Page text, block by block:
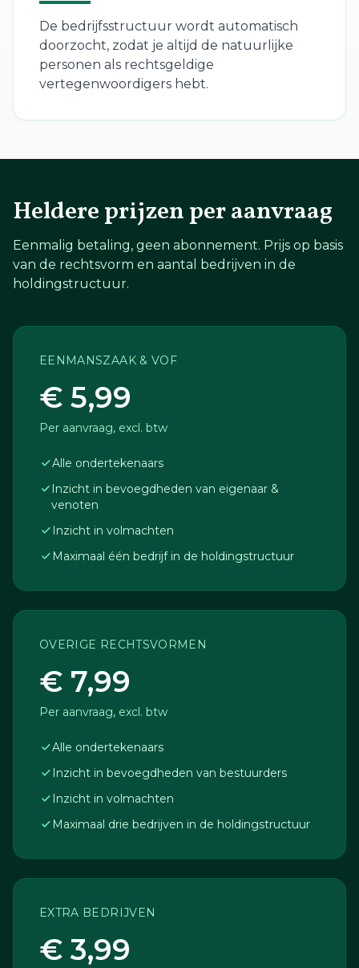
De bedrijfsstructuur wordt automatisch
doorzocht, zodat je altijd de natuurlijke
personen als rechtsgeldige
vertegenwoordigers hebt.
Heldere prijzen per aanvraag
Eenmalig betaling, geen abonnement. Prijs op basis
van de rechtsvorm en aantal bedrijven in de
holdingstructuur.
EENMANSZAAK & VOF
€ 5,99
Per aanvraag, excl. btw
Alle ondertekenaars
Inzicht in bevoegdheden van eigenaar &
venoten
Inzicht in volmachten
Maximaal één bedrijf in de holdingstructuur
OVERIGE RECHTSVORMEN
€ 7,99
Per aanvraag, excl. btw
Alle ondertekenaars
Inzicht in bevoegdheden van bestuurders
Inzicht in volmachten
Maximaal drie bedrijven in de holdingstructuur
EXTRA BEDRIJVEN
€ 3,99